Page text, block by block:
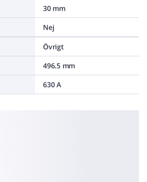
30 mm
Nej
Övrigt
496.5 mm
630 A